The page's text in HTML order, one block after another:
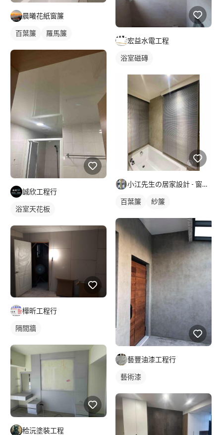
晨曦花紙窗簾
百葉簾 羅馬簾
誠欣工程行
浴室天花板
樺昕工程行
隔間牆
秴沅塗裝工程
宏益水電工程
浴室磁磚
小江先生の居家設計 - 窗簾/壁紙/地板/熱水器/瓦斯爐
百葉簾 紗簾
藝豐油漆工程行
藝術漆